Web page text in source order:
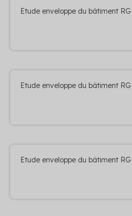
Etude enveloppe du bâtiment
Etude enveloppe du bâtiment
Etude enveloppe du bâtiment